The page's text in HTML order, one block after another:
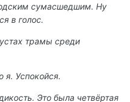
сумасшедшим. Ну
в голос.
трамы среди
я. Успокойся.
Это была четвёртая